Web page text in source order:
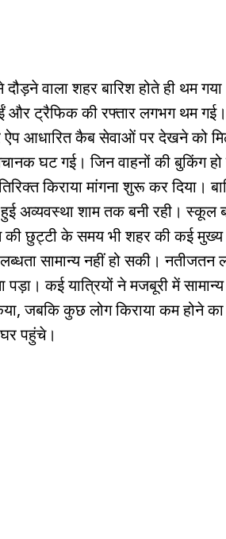
वाला शहर बारिश होते ही थम
और ट्रैफिक की रफ्तार लगभग थम
ऐप आधारित कैब सेवाओं पर देखने को
घट गई। जिन वाहनों की बुकिंग हो
किराया मांगना शुरू कर
अव्यवस्था शाम तक बनी रही।
छुट्टी के समय भी शहर की कई
सामान्य नहीं हो सकी।
पड़ा। कई यात्रियों ने मजबूरी में
जबकि कुछ लोग किराया कम होने
पहुंचे।